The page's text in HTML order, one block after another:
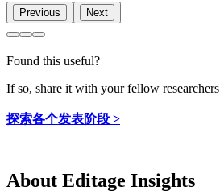
Previous Next
Found this useful?
If so, share it with your fellow researchers
探索各个发表阶段 >
About Editage Insights